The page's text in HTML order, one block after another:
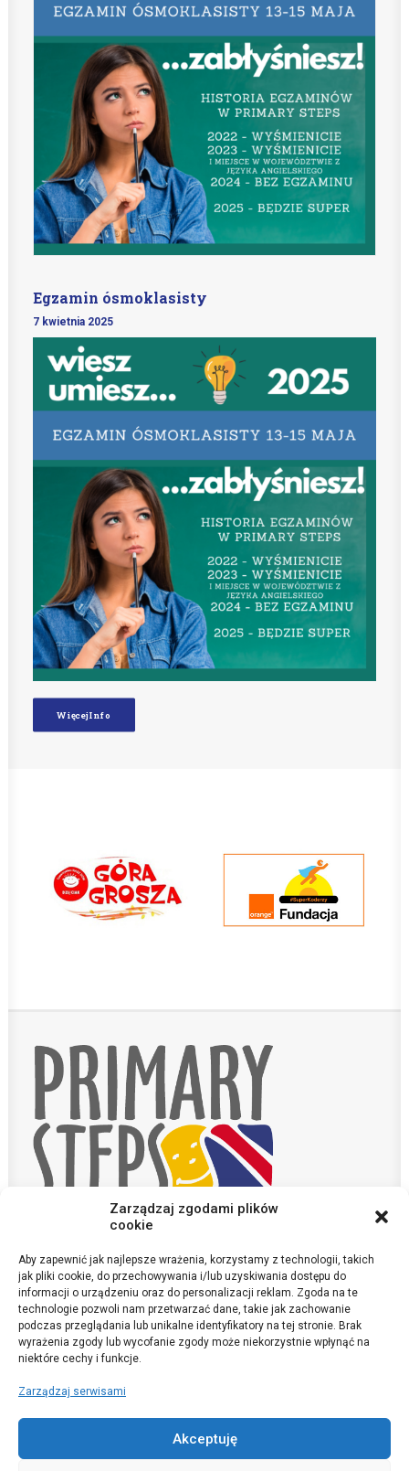
Zarządzaj zgodami plików
cookie
Aby zapewnić jak najlepsze wrażenia, korzystamy z technologii, takich
jak pliki cookie, do przechowywania i/lub uzyskiwania dostępu do
informacji o urządzeniu oraz do personalizacji reklam. Zgoda na te
technologie pozwoli nam przetwarzać dane, takie jak zachowanie
podczas przeglądania lub unikalne identyfikatory na tej stronie. Brak
wyrażenia zgody lub wycofanie zgody może niekorzystnie wpłynąć na
niektóre cechy i funkcje.
Zarządzaj serwisami
Akceptuję
Egzamin ósmoklasisty
7 kwietnia 2025
Więcej Info
KONTAKT
POLITYKA PRYWATNOŚCI
sekretariat@szkola-anglojezyczna.pl
©Primary Steps 2020. All Rights Reserved